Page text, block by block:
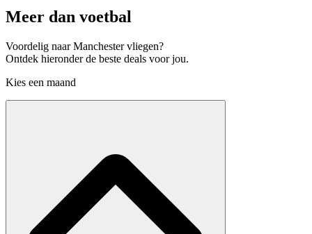
Meer dan voetbal
Voordelig naar Manchester vliegen?
Ontdek hieronder de beste deals voor jou.
Kies een maand